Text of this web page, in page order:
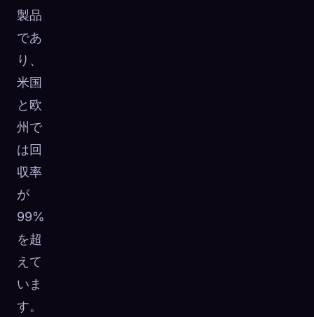
製品
であ
り、
米国
と欧
州で
は回
収率
が
99%
を超
えて
いま
す。